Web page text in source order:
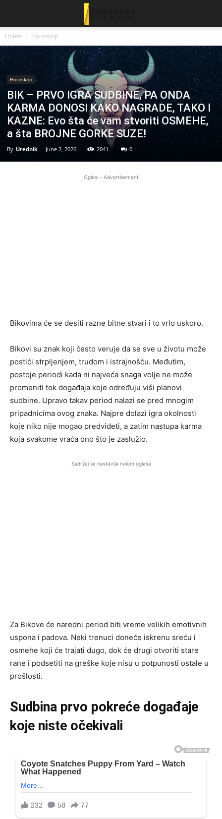
Home Horoskop
Horoskop
BIK – PRVO IGRA SUDBINE, PA ONDA
KARMA DONOSI KAKO NAGRADE, TAKO I
KAZNE: Evo šta će vam stvoriti OSMEHE,
a šta BROJNE GORKE SUZE!
By Urednik - June 2, 2026 2041 0
Oglasi - Advertisement
Bikovima će se desiti razne bitne stvari i to vrlo uskoro.
Bikovi su znak koji često veruje da se sve u životu može
postići strpljenjem, trudom i istrajnošću. Međutim,
postoje periodi kada ni najveća snaga volje ne može
promeniti tok događaja koje određuju viši planovi
sudbine. Upravo takav period nalazi se pred mnogim
pripadnicima ovog znaka. Najpre dolazi igra okolnosti
koje niko nije mogao predvideti, a zatim nastupa karma
koja svakome vraća ono što je zaslužio.
Sadržaj se nastavlja nakon oglasa
Za Bikove će naredni period biti vreme velikih emotivnih
uspona i padova. Neki trenuci doneće iskrenu sreću i
osmehe koji će trajati dugo, dok će drugi otvoriti stare
rane i podsetiti na greške koje nisu u potpunosti ostale u
prošlosti.
Sudbina prvo pokreće događaje
koje niste očekivali